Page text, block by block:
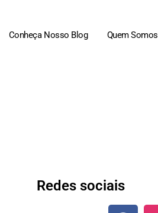
Conheça Nosso Blog Quem Somos
Redes sociais